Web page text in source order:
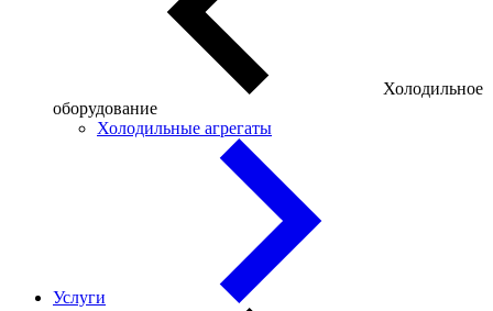
Холодильное
оборудование
Холодильные агрегаты
Услуги